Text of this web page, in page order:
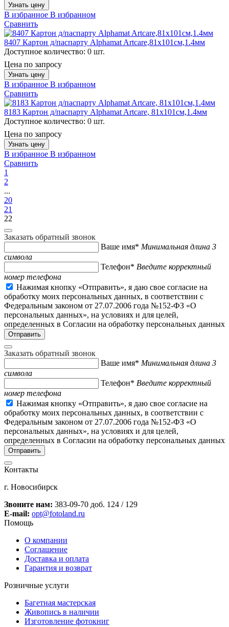
Узнать цену
В избранное В избранном
Сравнить
8407 Картон д/паспарту Alphamat Artcare,81х101см,1.4мм
Доступное количество: 0 шт.
Цена по запросу
Узнать цену
В избранное В избранном
Сравнить
8183 Картон д/паспарту Alphamat Artcare, 81х101см,1.4мм
Доступное количество: 0 шт.
Цена по запросу
Узнать цену
В избранное В избранном
Сравнить
1
2
...
20
21
22
Заказать обратный звонок
Ваше имя* Минимальная длина 3
символа
Телефон* Введите корректный
номер телефона
Нажимая кнопку «Отправить», я даю свое согласие на
обработку моих персональных данных, в соответствии с
Федеральным законом от 27.07.2006 года №152-ФЗ «О
персональных данных», на условиях и для целей,
определенных в Согласии на обработку персональных данных
Заказать обратный звонок
Ваше имя* Минимальная длина 3
символа
Телефон* Введите корректный
номер телефона
Нажимая кнопку «Отправить», я даю свое согласие на
обработку моих персональных данных, в соответствии с
Федеральным законом от 27.07.2006 года №152-ФЗ «О
персональных данных», на условиях и для целей,
определенных в Согласии на обработку персональных данных
Контакты
г. Новосибирск
Звоните нам: 383-09-70 доб. 124 / 129
E-mail: opt@fotoland.ru
Помощь
О компании
Соглашение
Доставка и оплата
Гарантия и возврат
Розничные услуги
Багетная мастерская
Живопись в наличии
Изготовление фотокниг